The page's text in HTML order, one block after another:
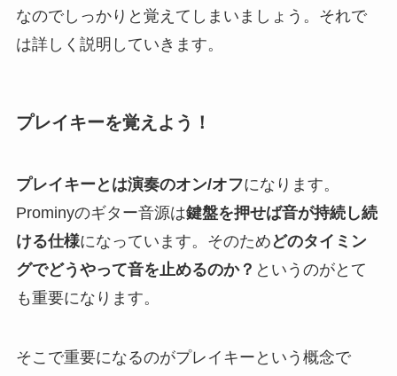
なのでしっかりと覚えてしまいましょう。それで
は詳しく説明していきます。
プレイキーを覚えよう！
プレイキーとは演奏のオン/オフになります。
Prominyのギター音源は鍵盤を押せば音が持続し続
ける仕様になっています。そのため どのタイミン
グでどうやって音を止めるのか？ というのがとて
も重要になります。
そこで重要になるのがプレイキーという概念で